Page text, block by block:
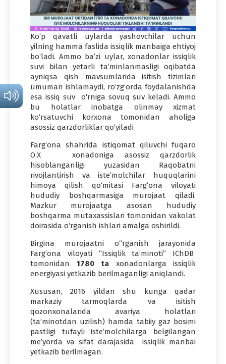
Ko‘p qavatli uylarda yashovchilar uchun
yilning hamma faslida issiqlik manbaiga ehtiyoj
bo‘ladi. Ammo ba’zi uylar, xonadonlar issiqlik
suvi bilan yetarli ta’minlanmasligi oqibatda
ayniqsa qish mavsumlarida isitish tizimlari
umuman ishlamaydi, ro‘zg‘orda foydalanishda
esa issiq suv o‘rniga sovuq suv keladi. Ammo
bu holatlar inobatga olinmay xizmat
ko‘rsatuvchi korxona tomonidan aholiga
asossiz qarzdorliklar qo‘yiladi
Farg‘ona shahrida istiqomat qiluvchi fuqaro
O.X xonadoniga asossiz qarzdorlik
hisoblanganligi yuzasidan Raqobatni
rivojlantirish va iste’molchilar huquqlarini
himoya qilish qo‘mitasi Farg‘ona viloyati
hududiy boshqarmasiga murojaat qiladi.
Mazkur murojaatga asosan hududiy
boshqarma mutaxassislari tomonidan vakolat
doirasida o‘rganish ishlari amalga oshirildi.
Birgina murojaatni o‘‘rganish jarayonida
Farg‘ona viloyati “Issiqlik ta’minoti” IChDB
tomonidan 1780 ta xonadonlarga issiqlik
energiyasi yetkazib berilmaganligi aniqlandi.
Xususan, 2016 yildan shu kunga qadar
markaziy tarmoqlarda va isitish
qozonxonalarida avariya holatlari
(ta’minotdan uzilish) hamda tabiiy gaz bosimi
pastligi tufayli iste’molchilarga belgilangan
me’yorda va sifat darajasida issiqlik manbai
yetkazib berilmagan.